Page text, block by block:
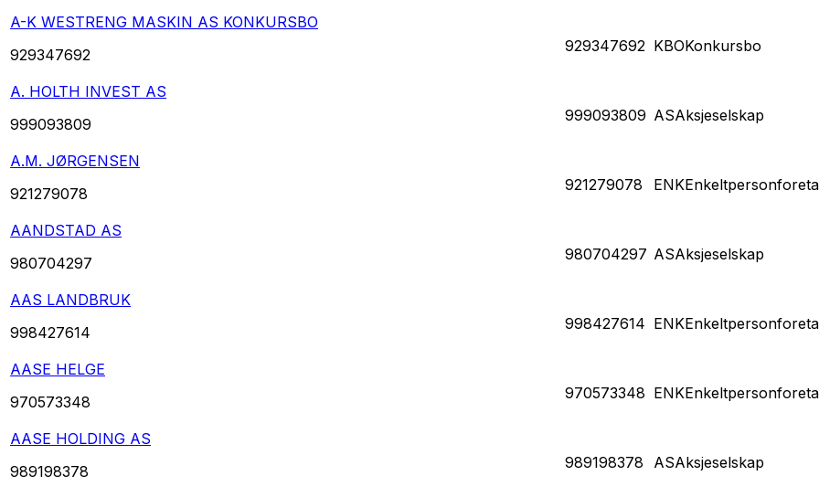
A-K WESTRENG MASKIN AS KONKURSBO
929347692
929347692 KBOKonkursbo
A. HOLTH INVEST AS
999093809
999093809 ASAksjeselskap
A.M. JØRGENSEN
921279078
921279078 ENK
AANDSTAD AS
980704297
980704297 ASAksjeselskap
AAS LANDBRUK
998427614
998427614 ENK
AASE HELGE
970573348
970573348 ENK
AASE HOLDING AS
989198378
989198378 ASAksjeselskap